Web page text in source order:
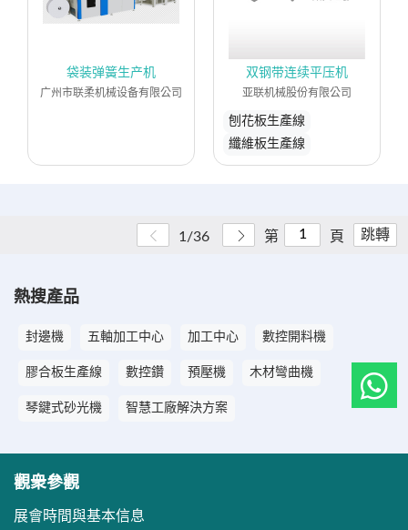
袋装弹簧生产机
广州市联柔机械设备有限公司
双钢带连续平压机
亚联机械股份有限公司
刨花板生產線
纖維板生產線
1/36 第 頁 跳轉
熱搜產品
封邊機 五軸加工中心 加工中心 數控開料機
膠合板生產線 數控鑽 預壓機 木材彎曲機
琴鍵式砂光機 智慧工廠解決方案
觀衆參觀
展會時間與基本信息